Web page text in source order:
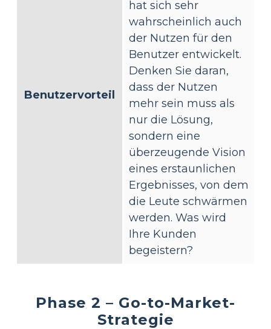
Benutzervorteil
hat sich sehr
wahrscheinlich auch
der Nutzen für den
Benutzer entwickelt.
Denken Sie daran,
dass der Nutzen
mehr sein muss als
nur die Lösung,
sondern eine
überzeugende Vision
eines erstaunlichen
Ergebnisses, von dem
die Leute schwärmen
werden. Was wird
Ihre Kunden
begeistern?
Phase 2 – Go-to-Market-
Strategie